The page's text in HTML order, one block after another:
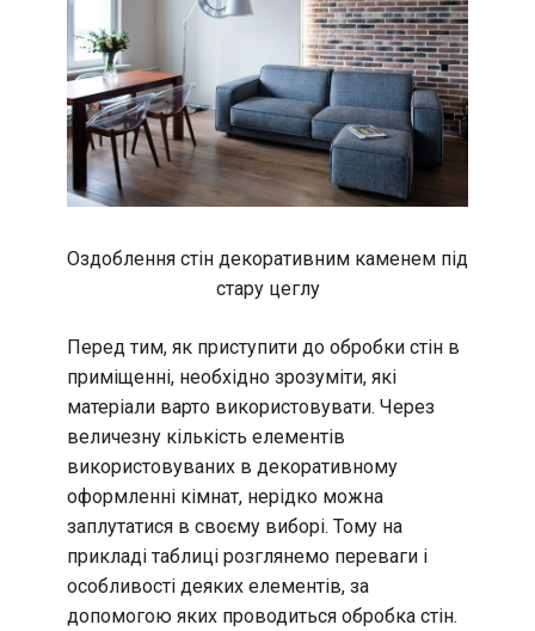
Оздоблення стін декоративним каменем під
стару цеглу
Перед тим, як приступити до обробки стін в
приміщенні, необхідно зрозуміти, які
матеріали варто використовувати. Через
величезну кількість елементів
використовуваних в декоративному
оформленні кімнат, нерідко можна
заплутатися в своєму виборі. Тому на
прикладі таблиці розглянемо переваги і
особливості деяких елементів, за
допомогою яких проводиться обробка стін.